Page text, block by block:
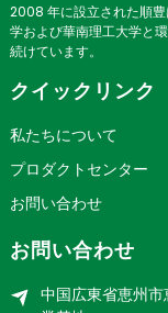
2008 年に設立された順
学および華南理工大学と
続けています。
クイックリンク
私たちについて
プロダクトセンター
お問い合わせ
お問い合わせ
中国広東省恵州